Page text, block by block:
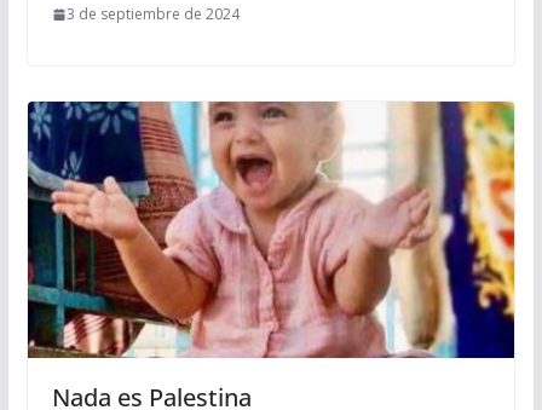
3 de septiembre de 2024
Nada es Palestina